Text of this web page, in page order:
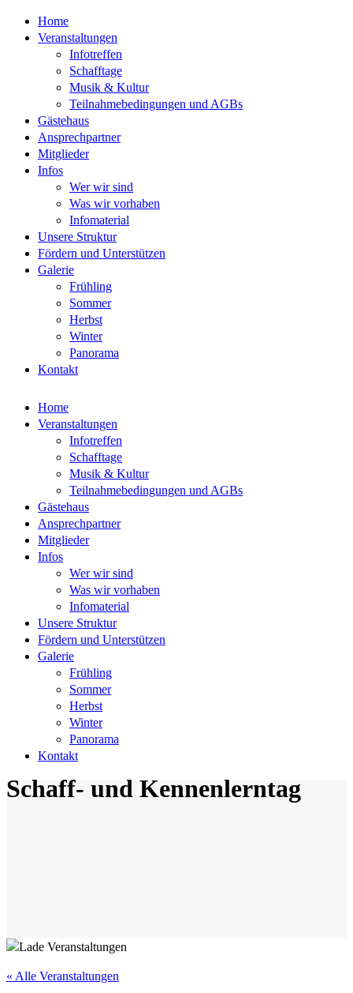
Home
Veranstaltungen
Infotreffen
Schafftage
Musik & Kultur
Teilnahmebedingungen und AGBs
Gästehaus
Ansprechpartner
Mitglieder
Infos
Wer wir sind
Was wir vorhaben
Infomaterial
Unsere Struktur
Fördern und Unterstützen
Galerie
Frühling
Sommer
Herbst
Winter
Panorama
Kontakt
Home
Veranstaltungen
Infotreffen
Schafftage
Musik & Kultur
Teilnahmebedingungen und AGBs
Gästehaus
Ansprechpartner
Mitglieder
Infos
Wer wir sind
Was wir vorhaben
Infomaterial
Unsere Struktur
Fördern und Unterstützen
Galerie
Frühling
Sommer
Herbst
Winter
Panorama
Kontakt
Schaff- und Kennenlerntag
« Alle Veranstaltungen